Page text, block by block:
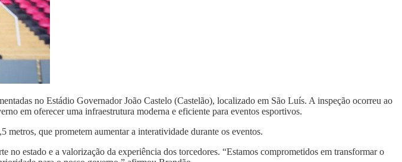
no Estádio Governador João Castelo (Castelão), localizado em São Luís. A inspeção ocorreu ao
em oferecer uma infraestrutura moderna e eficiente para eventos esportivos.
que prometem aumentar a interatividade durante os eventos.
estado e a valorização da experiência dos torcedores. “Estamos comprometidos em transformar o